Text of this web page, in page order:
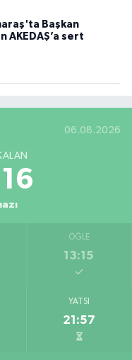
Başkan
AKEDAŞ’a sert
06.08.2026
ÖĞLE
13:15
YATSI
21:57